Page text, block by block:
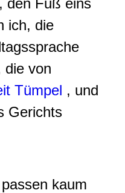
ich, die
die von
Tümpel , und
Gerichts
kaum